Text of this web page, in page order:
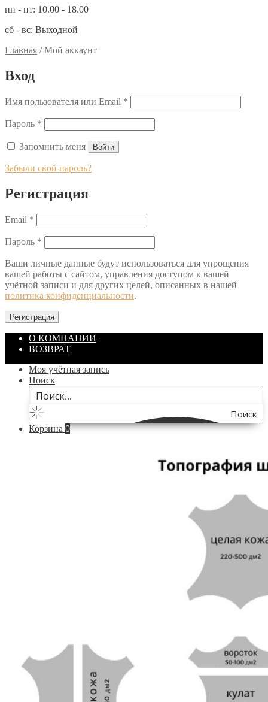
пн - пт: 10.00 - 18.00
сб - вс: Выходной
Главная /Мой аккаунт
Вход
Имя пользователя или Email *
Пароль *
Запомнить меня Войти
Забыли свой пароль?
Регистрация
Email *
Пароль *
Ваши личные данные будут использоваться для упрощения
вашей работы с сайтом, управления доступом к вашей
учётной записи и для других целей, описанных в нашей
политика конфиденциальности.
Регистрация
О КОМПАНИИ
ВОЗВРАТ
Моя учётная запись
Поиск
Поиск
по
Корзина 0